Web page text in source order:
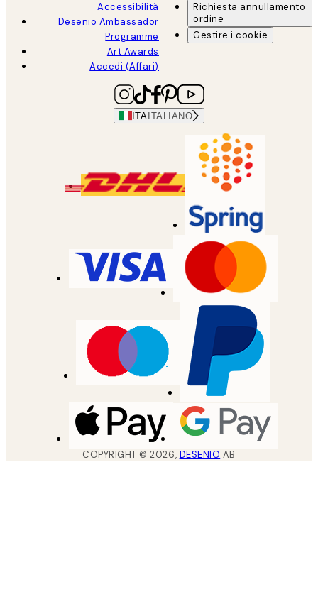
Accessibilità
Desenio Ambassador
Programme
Art Awards
Accedi (Affari)
Richiesta annullamento
ordine
Gestire i cookie
ITAITALIANO
COPYRIGHT ©2026, DESENIO AB